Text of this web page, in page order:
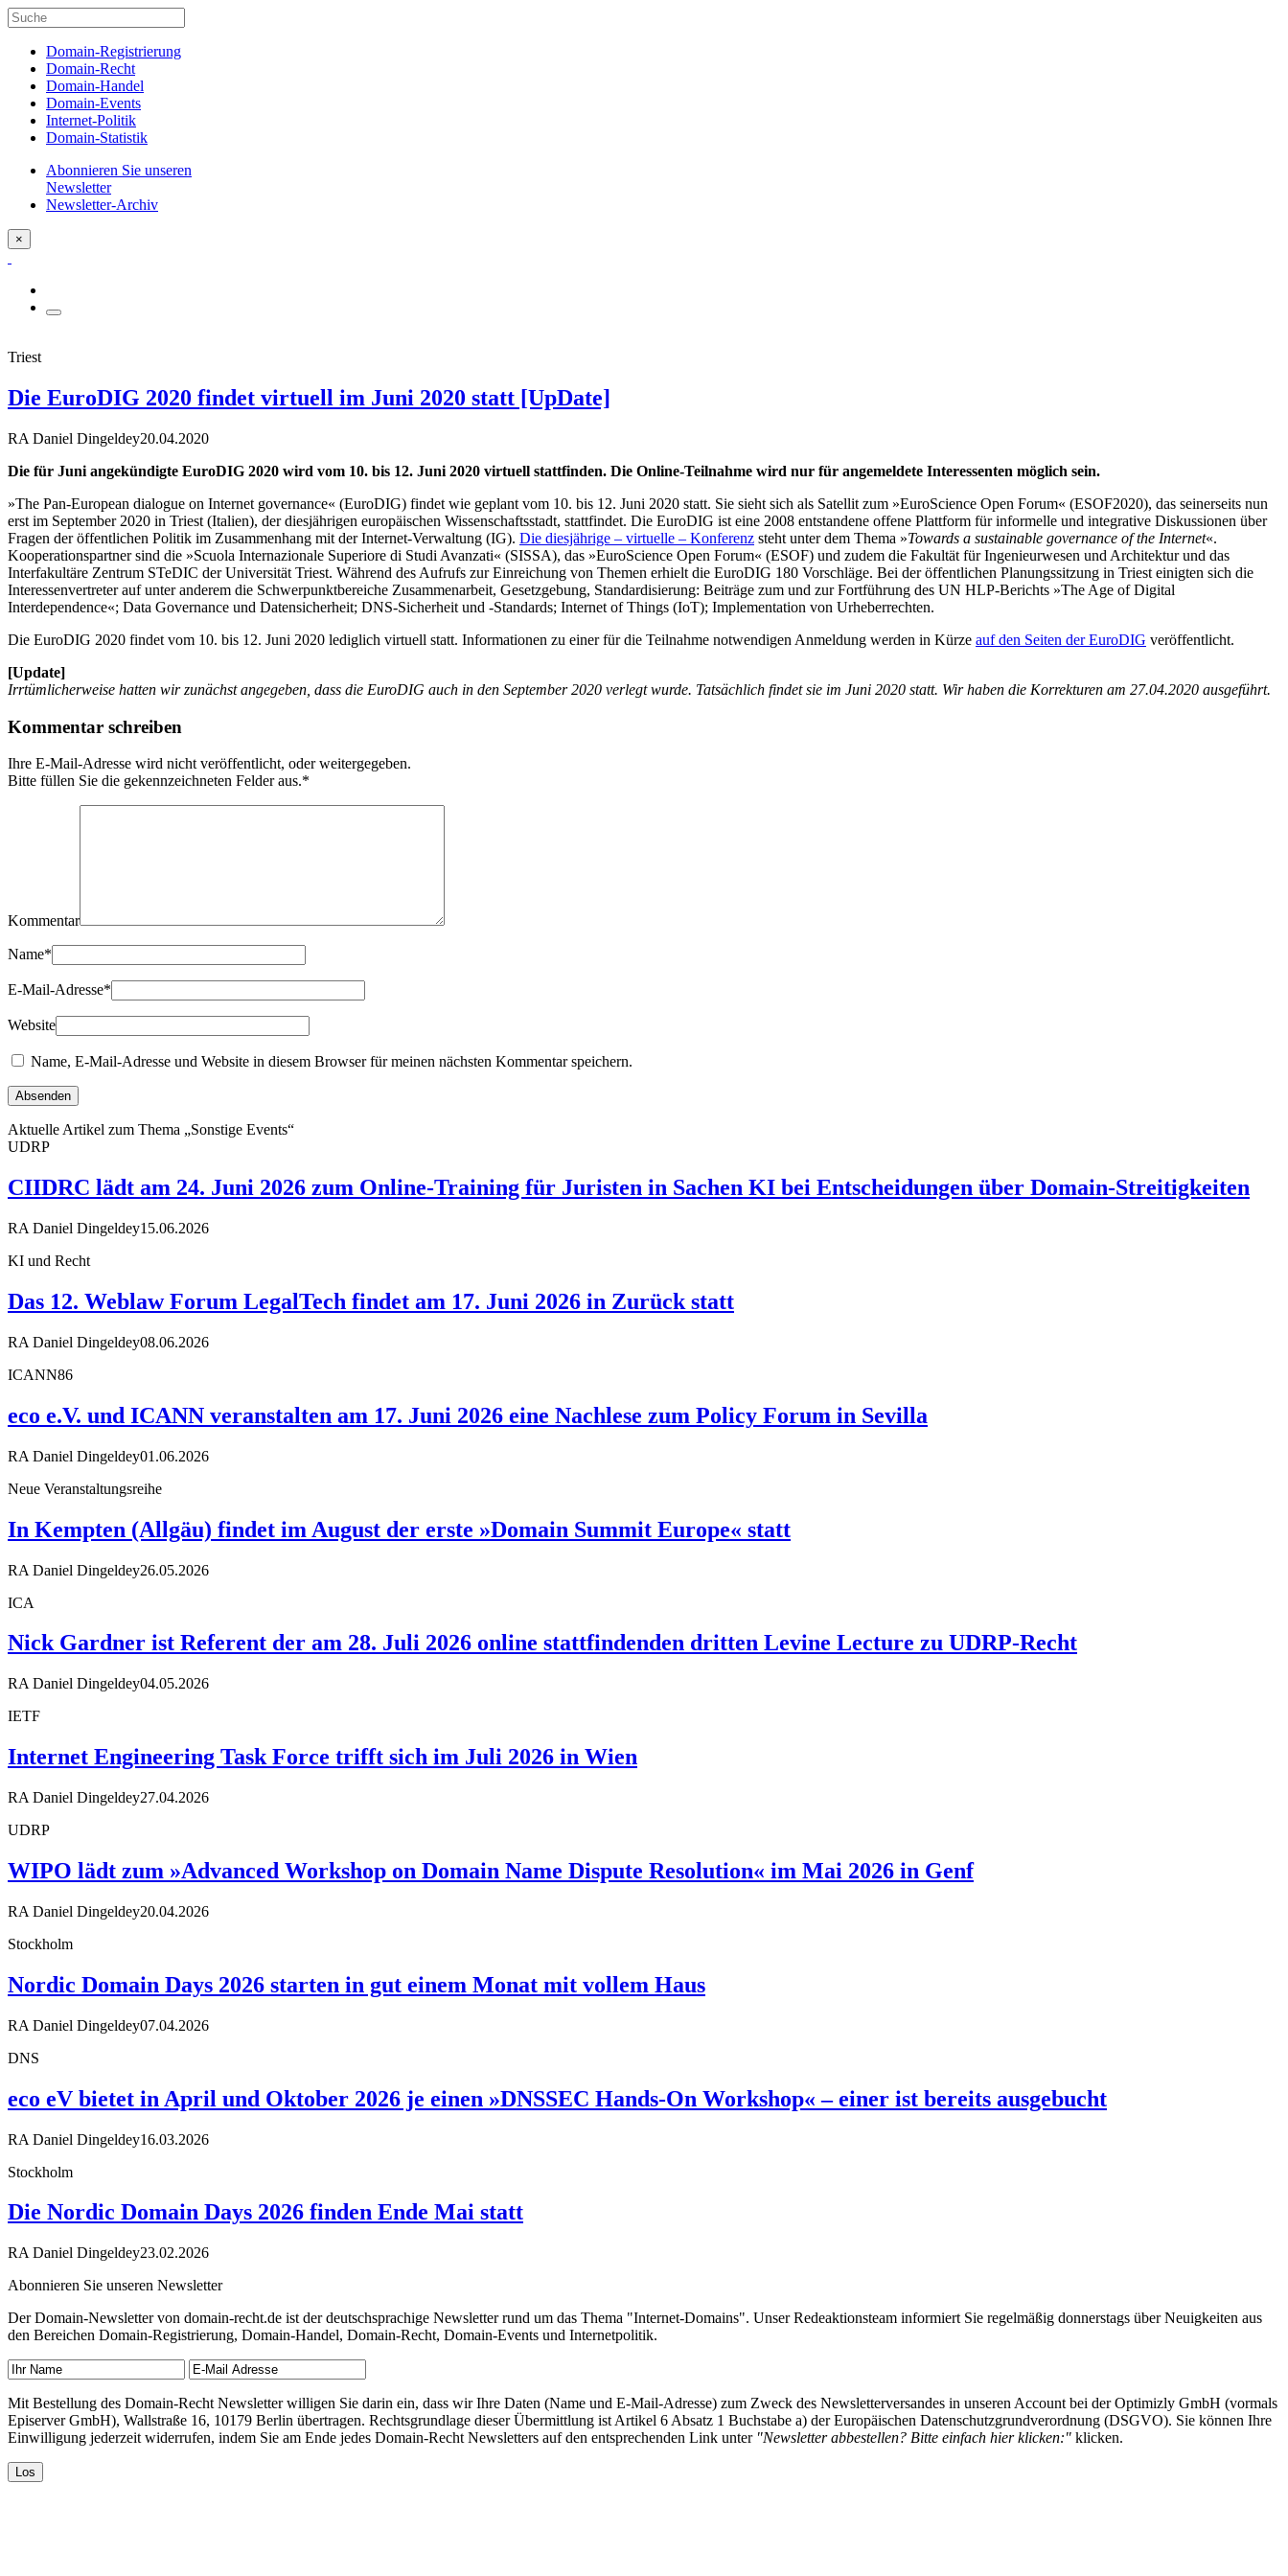
Domain-Registrierung
Domain-Recht
Domain-Handel
Domain-Events
Internet-Politik
Domain-Statistik
Abonnieren Sie unseren
Newsletter
Newsletter-Archiv
×
Triest
Die EuroDIG 2020 findet virtuell im Juni 2020 statt [UpDate]
RA Daniel Dingeldey20.04.2020
Die für Juni angekündigte EuroDIG 2020 wird vom 10. bis 12. Juni 2020 virtuell stattfinden. Die Online-Teilnahme wird nur für angemeldete Interessenten möglich sein.
»The Pan-European dialogue on Internet governance« (EuroDIG) findet wie geplant vom 10. bis 12. Juni 2020 statt. Sie sieht sich als Satellit zum »EuroScience Open Forum« (ESOF2020), das seinerseits nun
erst im September 2020 in Triest (Italien), der diesjährigen europäischen Wissenschaftsstadt, stattfindet. Die EuroDIG ist eine 2008 entstandene offene Plattform für informelle und integrative Diskussionen über
Fragen der öffentlichen Politik im Zusammenhang mit der Internet-Verwaltung (IG). Die diesjährige – virtuelle – Konferenz steht unter dem Thema »Towards a sustainable governance of the Internet«.
Kooperationspartner sind die »Scuola Internazionale Superiore di Studi Avanzati« (SISSA), das »EuroScience Open Forum« (ESOF) und zudem die Fakultät für Ingenieurwesen und Architektur und das
Interfakultäre Zentrum STeDIC der Universität Triest. Während des Aufrufs zur Einreichung von Themen erhielt die EuroDIG 180 Vorschläge. Bei der öffentlichen Planungssitzung in Triest einigten sich die
Interessenvertreter auf unter anderem die Schwerpunktbereiche Zusammenarbeit, Gesetzgebung, Standardisierung: Beiträge zum und zur Fortführung des UN HLP-Berichts »The Age of Digital
Interdependence«; Data Governance und Datensicherheit; DNS-Sicherheit und -Standards; Internet of Things (IoT); Implementation von Urheberrechten.
Die EuroDIG 2020 findet vom 10. bis 12. Juni 2020 lediglich virtuell statt. Informationen zu einer für die Teilnahme notwendigen Anmeldung werden in Kürze auf den Seiten der EuroDIG veröffentlicht.
[Update]
Irrtümlicherweise hatten wir zunächst angegeben, dass die EuroDIG auch in den September 2020 verlegt wurde. Tatsächlich findet sie im Juni 2020 statt. Wir haben die Korrekturen am 27.04.2020 ausgeführt.
Kommentar schreiben
Ihre E-Mail-Adresse wird nicht veröffentlicht, oder weitergegeben.
Bitte füllen Sie die gekennzeichneten Felder aus.*
Kommentar
Name*
E-Mail-Adresse*
Website
Name, E-Mail-Adresse und Website in diesem Browser für meinen nächsten Kommentar speichern.
Aktuelle Artikel zum Thema „Sonstige Events“
UDRP
CIIDRC lädt am 24. Juni 2026 zum Online-Training für Juristen in Sachen KI bei Entscheidungen über Domain-Streitigkeiten
RA Daniel Dingeldey15.06.2026
KI und Recht
Das 12. Weblaw Forum LegalTech findet am 17. Juni 2026 in Zurück statt
RA Daniel Dingeldey08.06.2026
ICANN86
eco e.V. und ICANN veranstalten am 17. Juni 2026 eine Nachlese zum Policy Forum in Sevilla
RA Daniel Dingeldey01.06.2026
Neue Veranstaltungsreihe
In Kempten (Allgäu) findet im August der erste »Domain Summit Europe« statt
RA Daniel Dingeldey26.05.2026
ICA
Nick Gardner ist Referent der am 28. Juli 2026 online stattfindenden dritten Levine Lecture zu UDRP-Recht
RA Daniel Dingeldey04.05.2026
IETF
Internet Engineering Task Force trifft sich im Juli 2026 in Wien
RA Daniel Dingeldey27.04.2026
UDRP
WIPO lädt zum »Advanced Workshop on Domain Name Dispute Resolution« im Mai 2026 in Genf
RA Daniel Dingeldey20.04.2026
Stockholm
Nordic Domain Days 2026 starten in gut einem Monat mit vollem Haus
RA Daniel Dingeldey07.04.2026
DNS
eco eV bietet in April und Oktober 2026 je einen »DNSSEC Hands-On Workshop« – einer ist bereits ausgebucht
RA Daniel Dingeldey16.03.2026
Stockholm
Die Nordic Domain Days 2026 finden Ende Mai statt
RA Daniel Dingeldey23.02.2026
Abonnieren Sie unseren Newsletter
Der Domain-Newsletter von domain-recht.de ist der deutschsprachige Newsletter rund um das Thema "Internet-Domains". Unser Redeaktionsteam informiert Sie regelmäßig donnerstags über Neuigkeiten aus
den Bereichen Domain-Registrierung, Domain-Handel, Domain-Recht, Domain-Events und Internetpolitik.
Mit Bestellung des Domain-Recht Newsletter willigen Sie darin ein, dass wir Ihre Daten (Name und E-Mail-Adresse) zum Zweck des Newsletterversandes in unseren Account bei der Optimizly GmbH (vormals
Episerver GmbH), Wallstraße 16, 10179 Berlin übertragen. Rechtsgrundlage dieser Übermittlung ist Artikel 6 Absatz 1 Buchstabe a) der Europäischen Datenschutzgrundverordnung (DSGVO). Sie können Ihre
Einwilligung jederzeit widerrufen, indem Sie am Ende jedes Domain-Recht Newsletters auf den entsprechenden Link unter "Newsletter abbestellen? Bitte einfach hier klicken:" klicken.